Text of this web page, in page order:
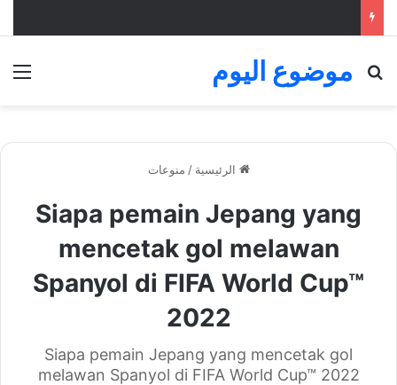
موضوع اليوم
بحث عن
الرئيسية / منوعات
Siapa pemain Jepang yang
mencetak gol melawan
Spanyol di FIFA World Cup™
2022
Siapa pemain Jepang yang mencetak gol
melawan Spanyol di FIFA World Cup™ 2022